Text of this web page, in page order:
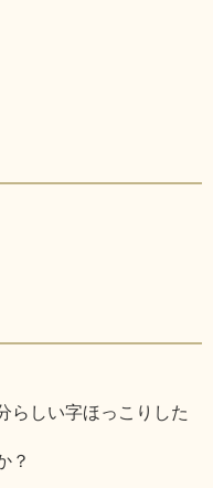
しい字ほっこりした
？